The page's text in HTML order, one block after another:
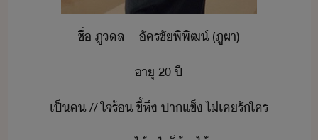
ชื่​ ​ภูล​ ​ ​ ​ ​ัครชั​พิ​พิฒ​์​ ​(​ภูผา​)
าุ​ ​20​ ​ปี
เป็​ค​ ​//​ ​ใจร้​ ​ขี้หึ​ ​ปาแข็​ ​ไ่เค​รั​ใคร